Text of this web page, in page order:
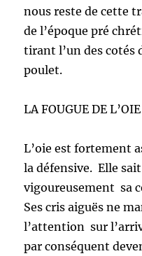
nous reste de cette
de l’époque pré
tirant l’un des cotés
poulet.
LA FOUGUE DE L’OIE
L’oie est fortement
la défensive. Elle
vigoureusement sa
Ses cris aiguës ne
l’attention sur
par conséquent